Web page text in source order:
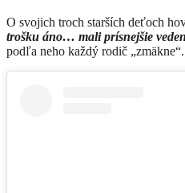
O svojich troch starších deťoch
trošku áno… mali prísnejšie
podľa neho každý rodič „zmäkne“.